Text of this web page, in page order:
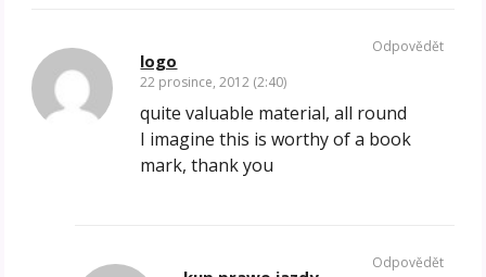
logo
22 prosince, 2012 (2:40)
quite valuable material, all round
I imagine this is worthy of a book
mark, thank you
Odpovědět
Odpovědět